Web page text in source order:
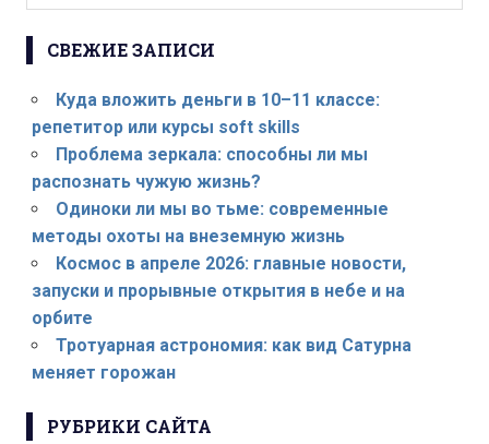
СВЕЖИЕ ЗАПИСИ
Куда вложить деньги в 10–11 классе:
репетитор или курсы soft skills
Проблема зеркала: способны ли мы
распознать чужую жизнь?
Одиноки ли мы во тьме: современные
методы охоты на внеземную жизнь
Космос в апреле 2026: главные новости,
запуски и прорывные открытия в небе и на
орбите
Тротуарная астрономия: как вид Сатурна
меняет горожан
РУБРИКИ САЙТА